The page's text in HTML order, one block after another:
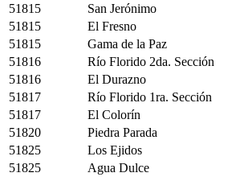
51815
San Jerónimo
51815
El Fresno
51815
Gama de la Paz
51816
Río Florido 2da. Sección
51816
El Durazno
51817
Río Florido 1ra. Sección
51817
El Colorín
51820
Piedra Parada
51825
Los Ejidos
51825
Agua Dulce